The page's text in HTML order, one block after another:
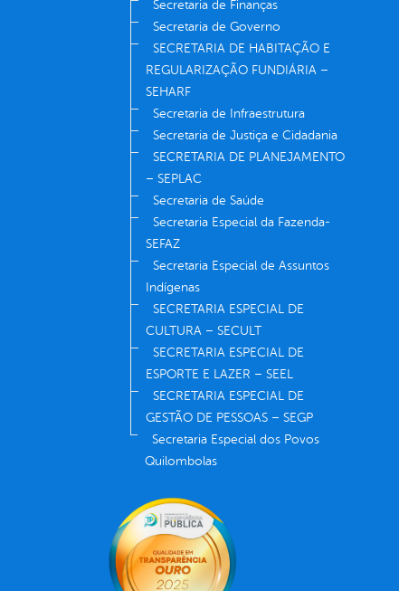
Secretaria de Finanças
Secretaria de Governo
SECRETARIA DE HABITAÇÃO E
REGULARIZAÇÃO FUNDIÁRIA –
SEHARF
Secretaria de Infraestrutura
Secretaria de Justiça e Cidadania
SECRETARIA DE PLANEJAMENTO
– SEPLAC
Secretaria de Saúde
Secretaria Especial da Fazenda-
SEFAZ
Secretaria Especial de Assuntos
Indígenas
SECRETARIA ESPECIAL DE
CULTURA – SECULT
SECRETARIA ESPECIAL DE
ESPORTE E LAZER – SEEL
SECRETARIA ESPECIAL DE
GESTÃO DE PESSOAS – SEGP
Secretaria Especial dos Povos
Quilombolas